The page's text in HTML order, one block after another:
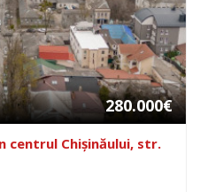
280.000€
centrul Chișinăului, str.